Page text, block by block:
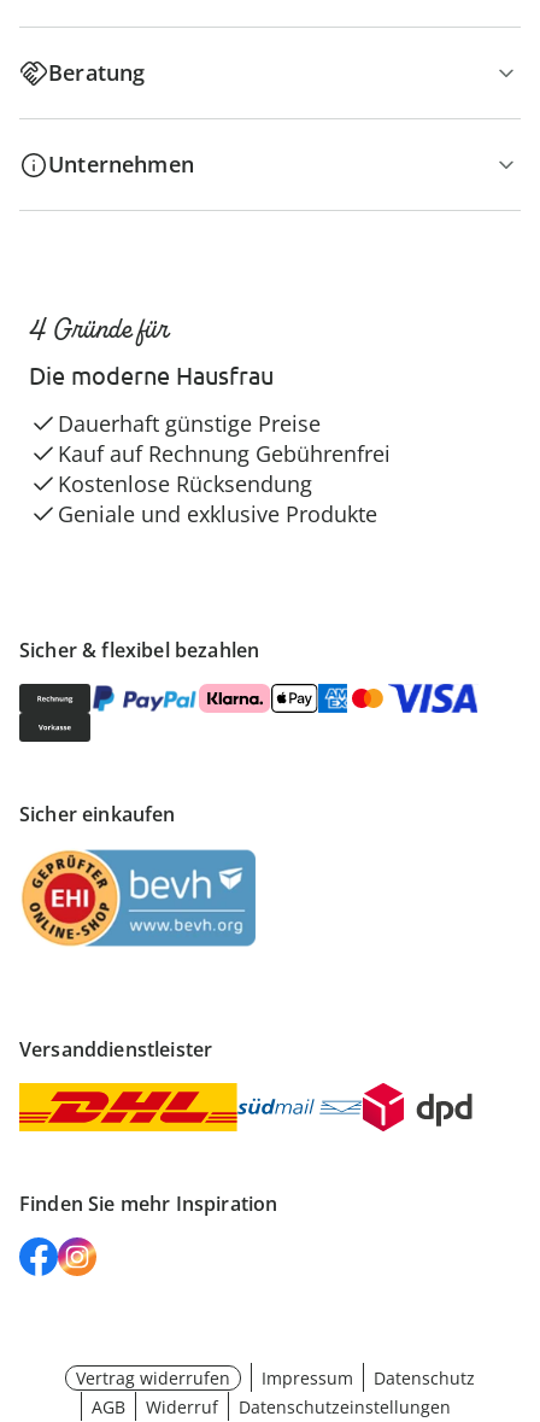
Beratung
Unternehmen
Sicher & flexibel bezahlen
Sicher einkaufen
Versanddienstleister
Finden Sie mehr Inspiration
4 Gründe für
Die moderne Hausfrau
Dauerhaft günstige Preise
Kauf auf Rechnung Gebührenfrei
Kostenlose Rücksendung
Geniale und exklusive Produkte
Vertrag widerrufen Impressum
Datenschutz
AGB
Widerruf Datenschutzeinstellungen